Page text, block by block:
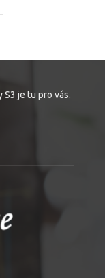
S3 je tu pro vás.